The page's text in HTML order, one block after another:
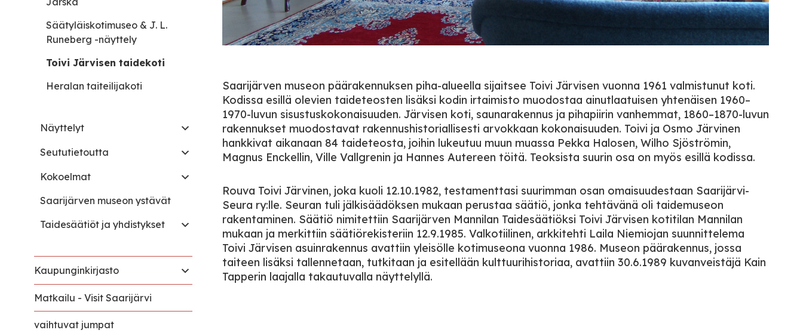
Säätyläiskotimuseo & J. L.
Runeberg -näyttely
Toivi Järvisen taidekoti
Heralan taiteilijakoti
Näyttelyt
Seututietoutta
Kokoelmat
Saarijärven museon ystävät
Taidesäätiöt ja yhdistykset
Kaupunginkirjasto
Matkailu - Visit Saarijärvi
vaihtuvat jumpat
Saarijärven museon päärakennuksen piha-alueella sijaitsee Toivi Järvisen vuonna 1961 valmistunut koti.
Kodissa esillä olevien taideteosten lisäksi kodin irtaimisto muodostaa ainutlaatuisen yhtenäisen 1960–
1970-luvun sisustuskokonaisuuden. Järvisen koti, saunarakennus ja pihapiirin vanhemmat, 1860–1870-luvun
rakennukset muodostavat rakennushistoriallisesti arvokkaan kokonaisuuden. Toivi ja Osmo Järvinen
hankkivat aikanaan 84 taideteosta, joihin lukeutuu muun muassa Pekka Halosen, Wilho Sjöströmin,
Magnus Enckellin, Ville Vallgrenin ja Hannes Autereen töitä. Teoksista suurin osa on myös esillä kodissa.
Rouva Toivi Järvinen, joka kuoli 12.10.1982, testamenttasi suurimman osan omaisuudestaan Saarijärvi-
Seura ry:lle. Seuran tuli jälkisäädöksen mukaan perustaa säätiö, jonka tehtävänä oli taidemuseon
rakentaminen. Säätiö nimitettiin Saarijärven Mannilan Taidesäätiöksi Toivi Järvisen kotitilan Mannilan
mukaan ja merkittiin säätiörekisteriin 12.9.1985. Valkotiilinen, arkkitehti Laila Niemiojan suunnittelema
Toivi Järvisen asuinrakennus avattiin yleisölle kotimuseona vuonna 1986. Museon päärakennus, jossa
taiteen lisäksi tallennetaan, tutkitaan ja esitellään kulttuurihistoriaa, avattiin 30.6.1989 kuvanveistäjä Kain
Tapperin laajalla takautuvalla näyttelyllä.